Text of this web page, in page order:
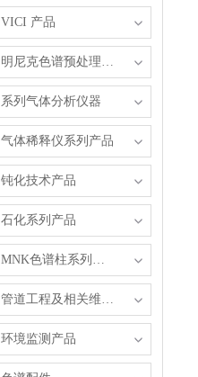
VICI 产品
明尼克色谱预处理自主产品
系列气体分析仪器
气体稀释仪系列产品
钝化技术产品
石化系列产品
MNK色谱柱系列产品
管道工程及相关维修服务
环境监测产品